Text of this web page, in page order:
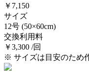
￥7,150
サイズ
12号 (50×60cm)
交換利用料
￥3,300 /回
※ サイズは目安のため